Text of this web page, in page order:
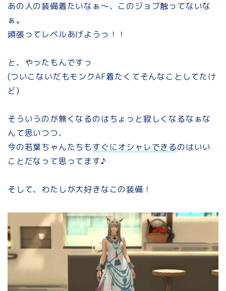
あの人の装備着たいなぁ～、このジョブ触ってないな
ぁ。
頑張ってレベルあげようっ！！
と、やったもんですっ
(ついこないだもモンクAF着たくてそんなことしてたけ
ど)
そういうのが無くなるのはちょっと寂しくなるなぁな
んて思いつつ、
今の若葉ちゃんたちもすぐにオシャレできるのはいい
ことだなって思ってます♪
そして、わたしが大好きなこの装備！